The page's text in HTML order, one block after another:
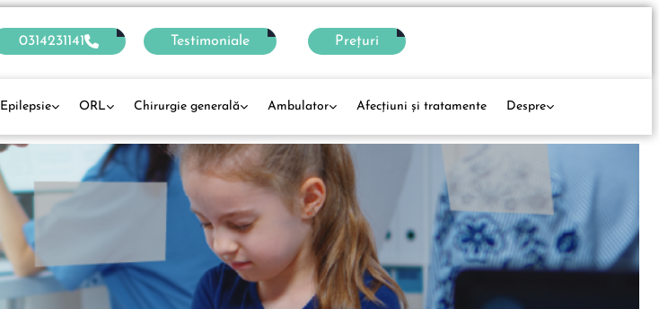
0314231141 Testimoniale Prețuri
Epilepsie ORL Chirurgie generală Ambulator Afecţiuni și tratamente Despre